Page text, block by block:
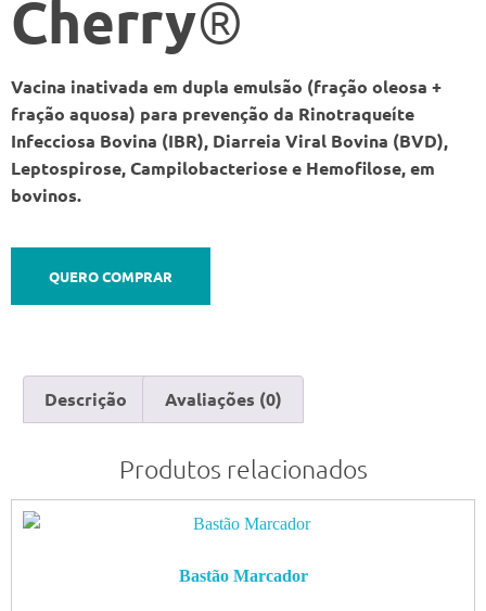
Cherry®
Vacina inativada em dupla emulsão (fração oleosa +
fração aquosa) para prevenção da Rinotraqueíte
Infecciosa Bovina (IBR), Diarreia Viral Bovina (BVD),
Leptospirose, Campilobacteriose e Hemofilose, em
bovinos.
QUERO COMPRAR
Descrição Avaliações (0)
Produtos relacionados
Bastão Marcador